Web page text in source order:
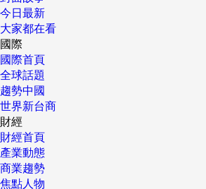
今日最新
大家都在看
國際
國際首頁
全球話題
趨勢中國
世界新台商
財經
財經首頁
產業動態
商業趨勢
焦點人物